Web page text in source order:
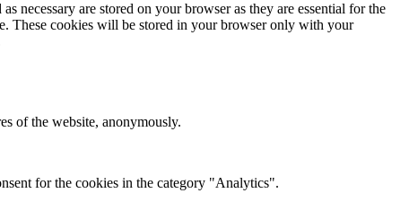
necessary are stored on your browser as they are essential for the
These cookies will be stored in your browser only with your
of the website, anonymously.
for the cookies in the category "Analytics".